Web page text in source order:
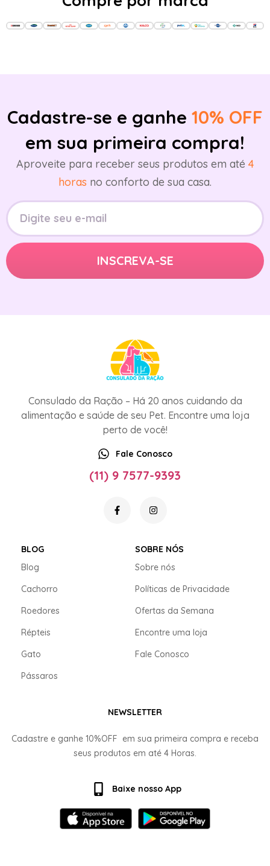
Cadastre-se e ganhe 10% OFF
em sua primeira compra!
Aproveite para receber seus produtos em até 4
horas no conforto de sua casa.
Consulado da Ração – Há 20 anos cuidando da
alimentação e saúde de seu Pet. Encontre uma loja
perto de você!
Fale Conosco
(11) 9 7577-9393
BLOG
Blog
Cachorro
Roedores
Répteis
Gato
Pássaros
SOBRE NÓS
Sobre nós
Políticas de Privacidade
Ofertas da Semana
Encontre uma loja
Fale Conosco
NEWSLETTER
Cadastre e ganhe 10%OFF em sua primeira compra e receba
seus produtos em até 4 Horas.
Baixe nosso App